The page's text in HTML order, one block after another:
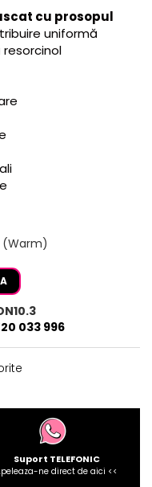
cu prosopul
uniformă
resorcinol
(Warm)
033 996
Suport TELEFONIC
ne direct de aici <<